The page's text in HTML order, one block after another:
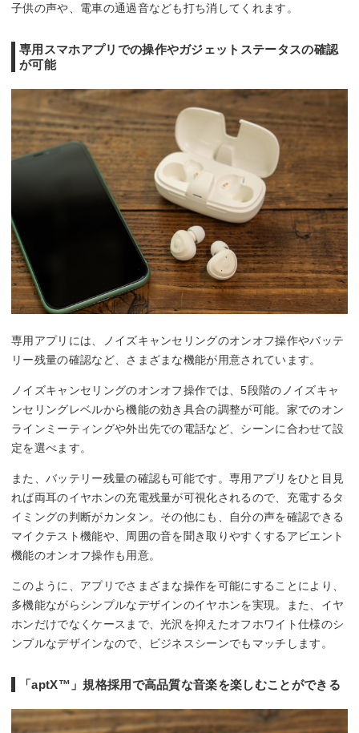
子供の声や、電車の通過音なども打ち消してくれます。
専用スマホアプリでの操作やガジェットステータスの確認
が可能
専用アプリには、ノイズキャンセリングのオンオフ操作やバッテ
リー残量の確認など、さまざまな機能が用意されています。
ノイズキャンセリングのオンオフ操作では、5段階のノイズキャ
ンセリングレベルから機能の効き具合の調整が可能。家でのオン
ラインミーティングや外出先での電話など、シーンに合わせて設
定を選べます。
また、バッテリー残量の確認も可能です。専用アプリをひと目見
れば両耳のイヤホンの充電残量が可視化されるので、充電するタ
イミングの判断がカンタン。その他にも、自分の声を確認できる
マイクテスト機能や、周囲の音を聞き取りやすくするアビエント
機能のオンオフ操作も用意。
このように、アプリでさまざまな操作を可能にすることにより、
多機能ながらシンプルなデザインのイヤホンを実現。また、イヤ
ホンだけでなくケースまで、光沢を抑えたオフホワイト仕様のシ
ンプルなデザインなので、ビジネスシーンでもマッチします。
「aptX™️」規格採用で高品質な音楽を楽しむことができる